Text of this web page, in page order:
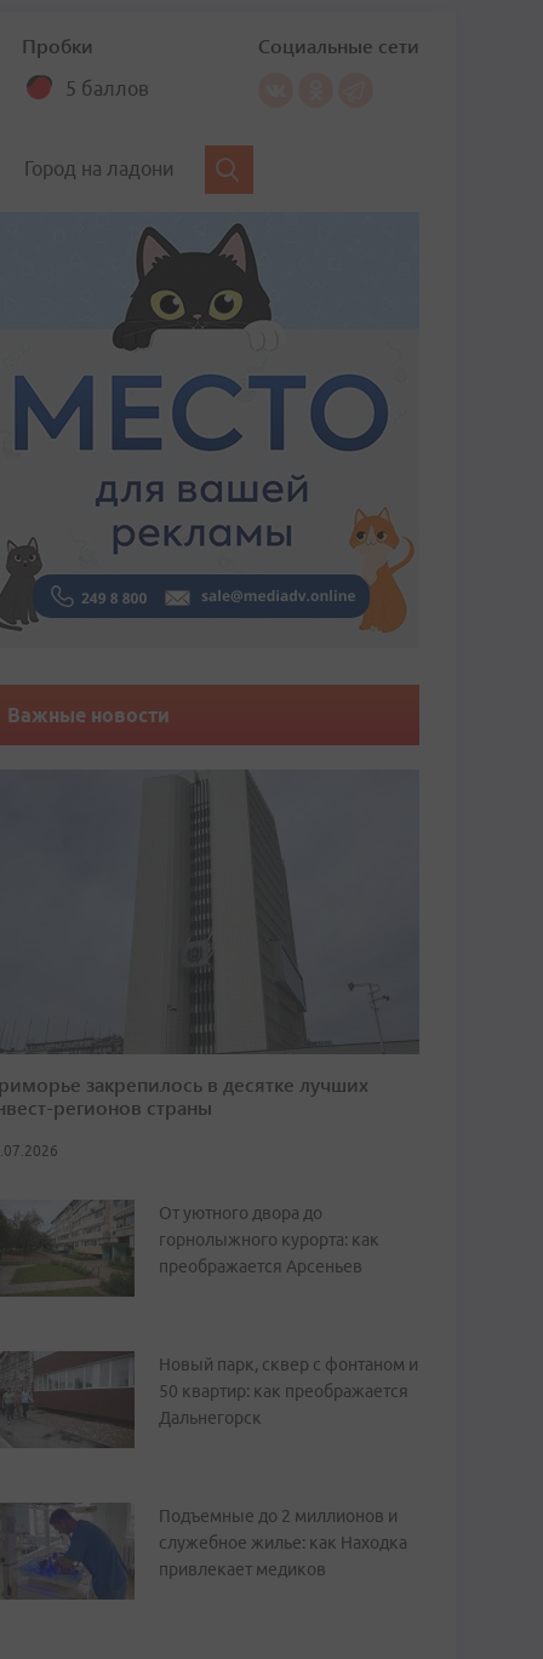
Пробки
5 баллов
Социальные сети
Город на ладони
Важные новости
закрепилось в десятке лучших
регионов страны
От уютного двора до
горнолыжного курорта: как
преображается Арсеньев
Новый парк, сквер с фонтаном и
50 квартир: как преображается
Дальнегорск
Подъемные до 2 миллионов и
служебное жилье: как Находка
привлекает медиков